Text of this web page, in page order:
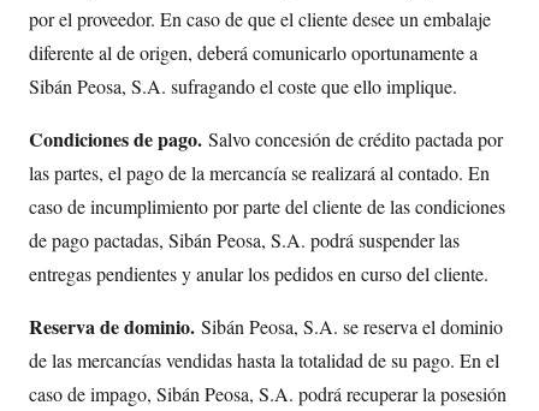
por el proveedor. En caso de que el cliente desee un embalaje
diferente al de origen, deberá comunicarlo oportunamente a
Sibán Peosa, S.A. sufragando el coste que ello implique.
Condiciones de pago. Salvo concesión de crédito pactada por
las partes, el pago de la mercancía se realizará al contado. En
caso de incumplimiento por parte del cliente de las condiciones
de pago pactadas, Sibán Peosa, S.A. podrá suspender las
entregas pendientes y anular los pedidos en curso del cliente.
Reserva de dominio. Sibán Peosa, S.A. se reserva el dominio
de las mercancías vendidas hasta la totalidad de su pago. En el
caso de impago, Sibán Peosa, S.A. podrá recuperar la posesión